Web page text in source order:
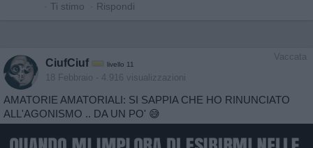
· Ti stimo · Rispondi
Vaccata
CiufCiuf livello 11
18 Febbraio - 4.916 visualizzazioni
AMATORIE AMATORIALI: SI SAPPIA CHE HO RINUNCIATO
ALL'AGONISMO .. DA UN PO' 😅